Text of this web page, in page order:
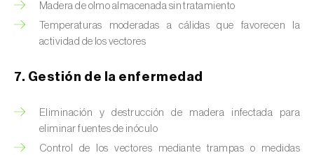
Madera de olmo almacenada sin tratamiento
Temperaturas moderadas a cálidas que favorecen la
actividad de los vectores
7. Gestión de la enfermedad
Eliminación y destrucción de madera infectada para
eliminar fuentes de inóculo
Control de los vectores mediante trampas o medidas